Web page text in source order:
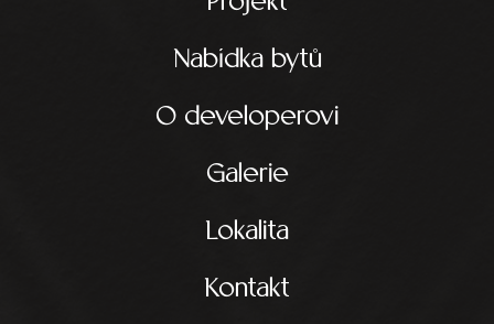
Nabídka bytů
O developerovi
Galerie
Lokalita
Kontakt